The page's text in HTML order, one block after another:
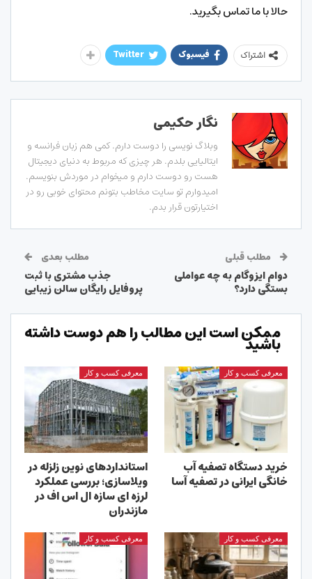
حالا با ما تماس بگیرید.
اشتراک فیسبوک Twitter
نگار حکیمی
وبلاگ نویسی را دوست دارم. کمی هم زبان فرانسه و
ایتالیایی بلدم. هر چیزی که مربوط به دنیای دیجیتال
هست رو دوست دارم و میخوام در موردش بنویسم.
امیدوارم تو سایت مخاطب بتونم محتوای خوبی رو در
اختیارتون قرار بدم.
مطلب قبلی
دوام ایزوگام به چه عواملی
بستگی دارد؟
مطلب بعدی
جذب مشتری با ثبت
پروفایل رایگان سالن زیبایی
ممکن است این مطالب را هم دوست داشته
باشید
معرفی کسب و کار
خرید دستگاه تصفیه آب
خانگی ایرانی در تصفیه آسا
معرفی کسب و کار
استانداردهای نوین زلزله در
ویلاسازی؛ بررسی عملکرد
لرزه ای سازه ال اس اف در
مازندران
معرفی کسب و کار معرفی کسب و کار